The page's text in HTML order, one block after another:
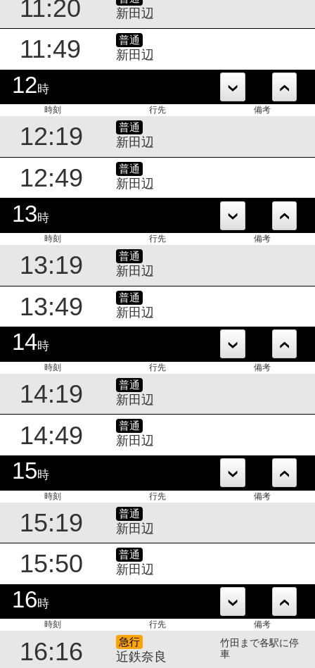
11:20 新田辺
11:49 普通
新田辺
12時
時刻 行先 備考
12:19 普通
新田辺
12:49 普通
新田辺
13時
時刻 行先 備考
13:19 普通
新田辺
13:49 普通
新田辺
14時
時刻 行先 備考
14:19 普通
新田辺
14:49 普通
新田辺
15時
時刻 行先 備考
15:19 普通
新田辺
15:50 普通
新田辺
16時
時刻 行先 備考
16:16 急行
近鉄奈良
竹田まで各駅に停
車